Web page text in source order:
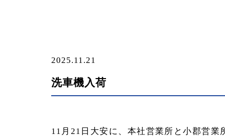
2025.11.21
洗車機入荷
11 月 21 日大安に、本社営業所と小郡営業